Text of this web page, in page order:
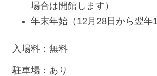
場合は開館します）
年末年始（12月28日から翌年
入場料：無料
駐車場：あり